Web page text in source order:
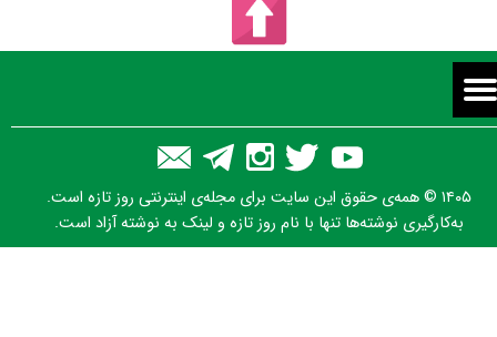
۱۴۰۵ © همه‌ی حقوق این سایت برای مجله‌ی اینترنتی روز تازه است.
به‌کارگیری نوشته‌ها تنها با نام روز تازه و لینک به نوشته آزاد است.